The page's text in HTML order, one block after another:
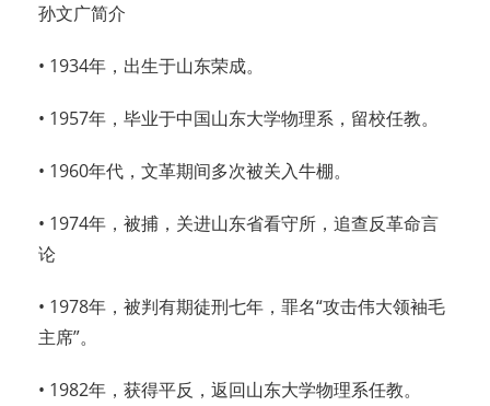
孙文广简介
• 1934年，出生于山东荣成。
• 1957年，毕业于中国山东大学物理系，留校任教。
• 1960年代，文革期间多次被关入牛棚。
• 1974年，被捕，关进山东省看守所，追查反革命言
论
• 1978年，被判有期徒刑七年，罪名“攻击伟大领袖毛
主席”。
• 1982年，获得平反，返回山东大学物理系任教。